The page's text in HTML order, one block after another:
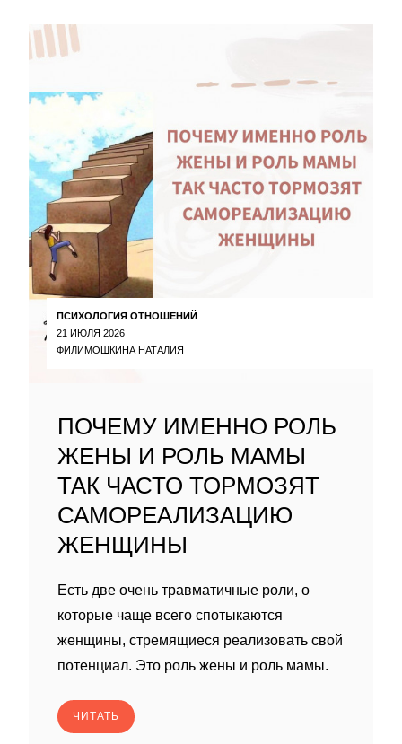
ПСИХОЛОГИЯ ОТНОШЕНИЙ
21 ИЮЛЯ 2026
ФИЛИМОШКИНА НАТАЛИЯ
ПОЧЕМУ ИМЕННО РОЛЬ
ЖЕНЫ И РОЛЬ МАМЫ
ТАК ЧАСТО ТОРМОЗЯТ
САМОРЕАЛИЗАЦИЮ
ЖЕНЩИНЫ
Есть две очень травматичные роли, о
которые чаще всего спотыкаются
женщины, стремящиеся реализовать свой
потенциал. Это роль жены и роль мамы.
ЧИТАТЬ